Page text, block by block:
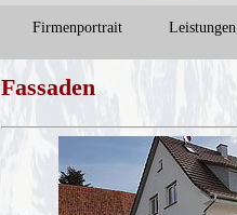
Firmenportrait Leistungen
Fassaden